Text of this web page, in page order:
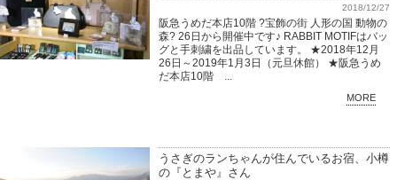
2018/12/27
阪急うめだ本店10階 ?宝飾の街 人形の国 動物の
森? 26日から開催中です♪ RABBIT MOTIFはバッ
グと手刺繍を出品しています。 ★2018年12月
26日～2019年1月3日（元旦休館） ★阪急うめ
だ本店10階 ...
MORE
うさぎのランちゃんが住んでいるお宿、小樽
の『とまや』さん